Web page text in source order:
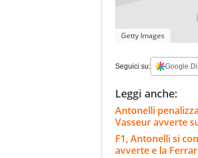
Getty Images
Seguici su: Google
Leggi anche:
Antonelli
Vasseur avverte
F1, Antonelli si
avverte e la